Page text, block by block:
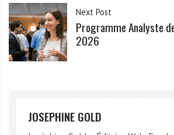
Next Post
Programme Analyste
2026
JOSEPHINE GOLD